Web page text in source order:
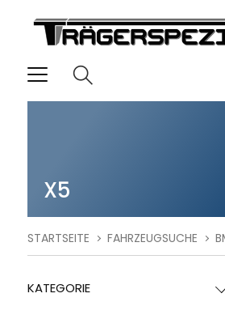
X5
STARTSEITE FAHRZEUGSUCHE
KATEGORIE